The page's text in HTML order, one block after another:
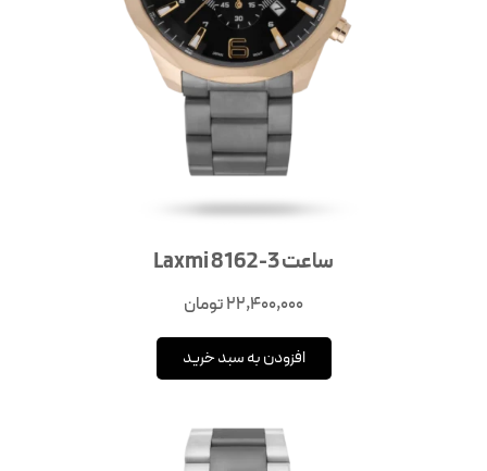
ساعت Laxmi 8162-3
22,400,000تومان
افزودن به سبد خرید